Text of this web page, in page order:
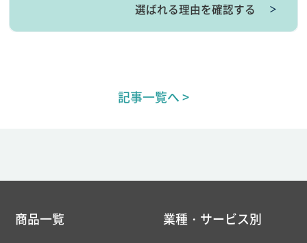
選ばれる理由を確認する ＞
記事一覧へ >
商品一覧
業種・サービス別